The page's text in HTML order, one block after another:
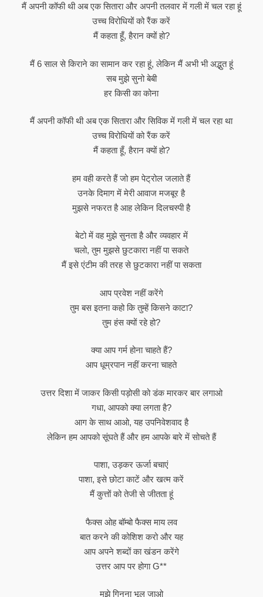
मैं अपनी कॉफी थी अब एक सितारा और अपनी तलवार में गली में चल रहा हूं
उच्च विरोधियों को रैंक करें
मैं कहता हूँ, हैरान क्यों हो?
मैं 6 साल से किराने का सामान कर रहा हूं, लेकिन मैं अभी भी अद्भुत हूं
सब मुझे सुनो बेबी
हर किसी का कोना
मैं अपनी कॉफी थी अब एक सितारा और सिविक में गली में चल रहा था
उच्च विरोधियों को रैंक करें
मैं कहता हूँ, हैरान क्यों हो?
हम वही करते हैं जो हम पेट्रोल जलाते हैं
उनके दिमाग में मेरी आवाज मजबूर है
मुझसे नफरत है आह लेकिन दिलचस्पी है
बेटो में वह मुझे सुनता है और व्यवहार में
चलो, तुम मुझसे छुटकारा नहीं पा सकते
मैं इसे एंटीम की तरह से छुटकारा नहीं पा सकता
आप प्रवेश नहीं करेंगे
तुम बस इतना कहो कि तुम्हें किसने काटा?
तुम हंस क्यों रहे हो?
क्या आप गर्म होना चाहते हैं?
आप धूम्रपान नहीं करना चाहते
उत्तर दिशा में जाकर किसी पड़ोसी को डंक मारकर बार लगाओ
गधा, आपको क्या लगता है?
आग के साथ आओ, यह उपनिवेशवाद है
लेकिन हम आपको सूंघते हैं और हम आपके बारे में सोचते हैं
पाशा, उड़कर ऊर्जा बचाएं
पाशा, इसे छोटा काटें और खत्म करें
मैं कुत्तों को तेजी से जीतता हूं
फैक्स ओह बॉम्बो फैक्स माय लव
बात करने की कोशिश करो और यह
आप अपने शब्दों का खंडन करेंगे
उत्तर आप पर होगा G**
मुझे गिनना भूल जाओ